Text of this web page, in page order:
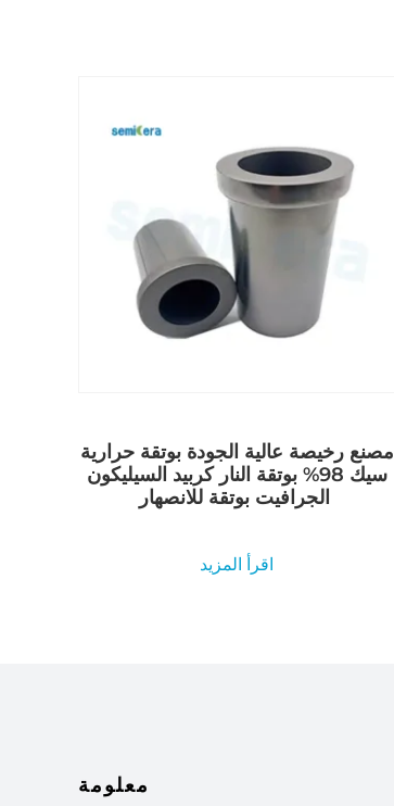
مصنع رخيصة عالية الجودة بوتقة حرارية
سيك 98% بوتقة النار كربيد السيليكون
اقرأ المزيد
معلومة